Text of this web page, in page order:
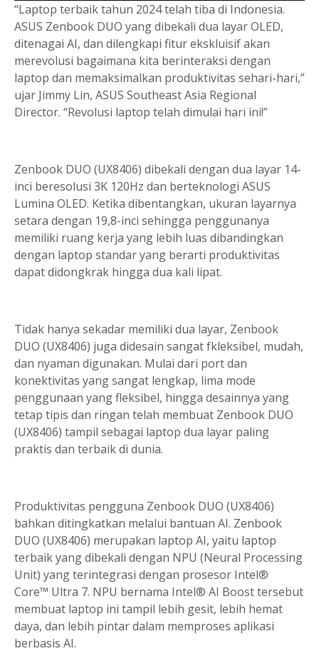
“Laptop terbaik tahun 2024 telah tiba di Indonesia.
ASUS Zenbook DUO yang dibekali dua layar OLED,
ditenagai AI, dan dilengkapi fitur ekskluisif akan
merevolusi bagaimana kita berinteraksi dengan
laptop dan memaksimalkan produktivitas sehari-hari,”
ujar Jimmy Lin, ASUS Southeast Asia Regional
Director. “Revolusi laptop telah dimulai hari ini!”
Zenbook DUO (UX8406) dibekali dengan dua layar 14-
inci beresolusi 3K 120Hz dan berteknologi ASUS
Lumina OLED. Ketika dibentangkan, ukuran layarnya
setara dengan 19,8-inci sehingga penggunanya
memiliki ruang kerja yang lebih luas dibandingkan
dengan laptop standar yang berarti produktivitas
dapat didongkrak hingga dua kali lipat.
Tidak hanya sekadar memiliki dua layar, Zenbook
DUO (UX8406) juga didesain sangat fkleksibel, mudah,
dan nyaman digunakan. Mulai dari port dan
konektivitas yang sangat lengkap, lima mode
penggunaan yang fleksibel, hingga desainnya yang
tetap tipis dan ringan telah membuat Zenbook DUO
(UX8406) tampil sebagai laptop dua layar paling
praktis dan terbaik di dunia.
Produktivitas pengguna Zenbook DUO (UX8406)
bahkan ditingkatkan melalui bantuan AI. Zenbook
DUO (UX8406) merupakan laptop AI, yaitu laptop
terbaik yang dibekali dengan NPU (Neural Processing
Unit) yang terintegrasi dengan prosesor Intel®
Core™ Ultra 7. NPU bernama Intel® AI Boost tersebut
membuat laptop ini tampil lebih gesit, lebih hemat
daya, dan lebih pintar dalam memproses aplikasi
berbasis AI.